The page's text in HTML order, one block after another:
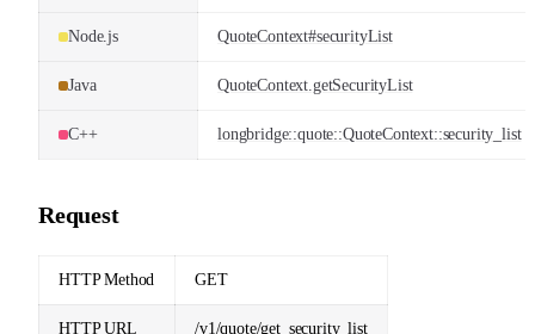
Node.js QuoteContext#securityList
Java QuoteContext.getSecurityList
C++ longbridge::quote::QuoteContext::security_list
Request
HTTP Method GET
HTTP URL /v1/quote/get_security_list